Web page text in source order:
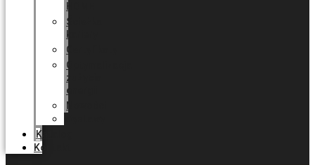
HOME
Ścieżka
kariery
Certyfikaty
Optymalizacja
zużycia
energii
Nowości
Katalog
Kontakt